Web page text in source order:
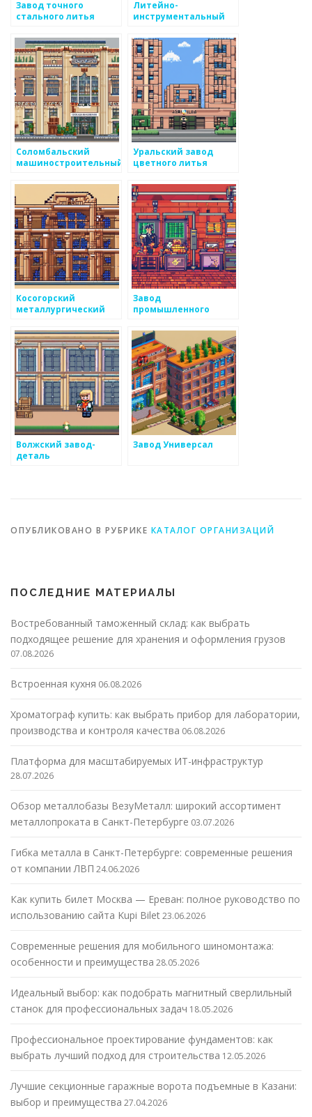
Завод точного
стального литья
Литейно-
инструментальный
Соломбальский
машиностроительный
Уральский завод
цветного литья
Косогорский
металлургический
Завод
промышленного
Волжский завод-
деталь
Завод Универсал
ОПУБЛИКОВАНО В РУБРИКЕ КАТАЛОГ ОРГАНИЗАЦИЙ
ПОСЛЕДНИЕ МАТЕРИАЛЫ
Востребованный таможенный склад: как выбрать
подходящее решение для хранения и оформления грузов
07.08.2026
Встроенная кухня 06.08.2026
Хроматограф купить: как выбрать прибор для лаборатории,
производства и контроля качества 06.08.2026
Платформа для масштабируемых ИТ-инфраструктур
28.07.2026
Обзор металлобазы ВезуМеталл: широкий ассортимент
металлопроката в Санкт-Петербурге 03.07.2026
Гибка металла в Санкт-Петербурге: современные решения
от компании ЛВП 24.06.2026
Как купить билет Москва — Ереван: полное руководство по
использованию сайта Kupi Bilet23.06.2026
Современные решения для мобильного шиномонтажа:
особенности и преимущества 28.05.2026
Идеальный выбор: как подобрать магнитный сверлильный
станок для профессиональных задач 18.05.2026
Профессиональное проектирование фундаментов: как
выбрать лучший подход для строительства 12.05.2026
Лучшие секционные гаражные ворота подъемные в Казани:
выбор и преимущества 27.04.2026